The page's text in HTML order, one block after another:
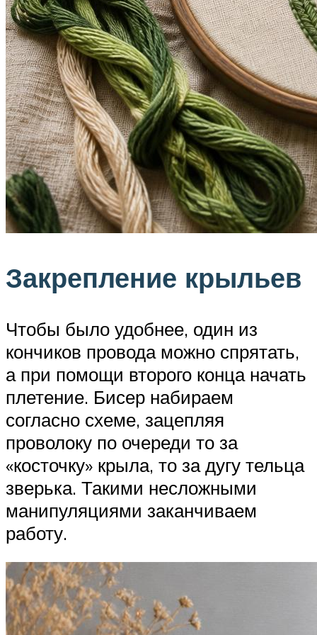
Закрепление крыльев
Чтобы было удобнее, один из
кончиков провода можно спрятать,
а при помощи второго конца начать
плетение. Бисер набираем
согласно схеме, зацепляя
проволоку по очереди то за
«косточку» крыла, то за дугу тельца
зверька. Такими несложными
манипуляциями заканчиваем
работу.